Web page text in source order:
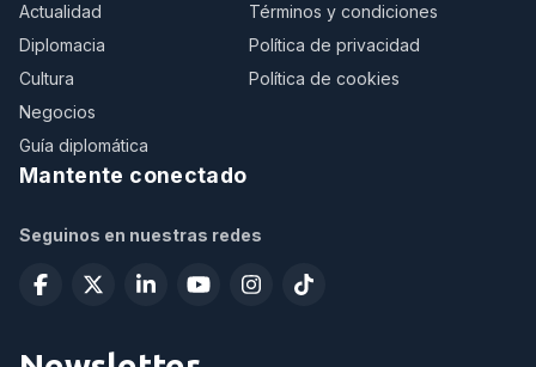
Actualidad
Diplomacia
Cultura
Negocios
Guía diplomática
Términos y condiciones
Política de privacidad
Política de cookies
Mantente conectado
Seguinos en nuestras redes